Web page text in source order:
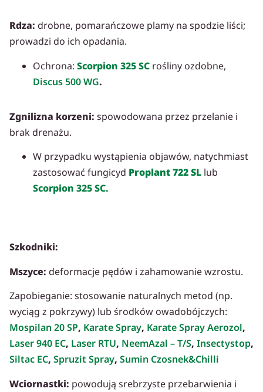
Rdza: drobne, pomarańczowe plamy na spodzie liści;
prowadzi do ich opadania.
Ochrona: Scorpion 325 SC rośliny ozdobne,
Discus 500 WG.
Zgnilizna korzeni: spowodowana przez przelanie i
brak drenażu.
W przypadku wystąpienia objawów, natychmiast
zastosować fungicyd Proplant 722 SL lub
Scorpion 325 SC.
Szkodniki:
Mszyce: deformacje pędów i zahamowanie wzrostu.
Zapobieganie: stosowanie naturalnych metod (np.
wyciąg z pokrzywy) lub środków owadobójczych:
Mospilan 20 SP, Karate Spray, Karate Spray Aerozol,
Laser 940 EC, Laser RTU, NeemAzal – T/S, Insectystop,
Siltac EC, Spruzit Spray, Sumin Czosnek&Chilli
Wciornastki: powodują srebrzyste przebarwienia i